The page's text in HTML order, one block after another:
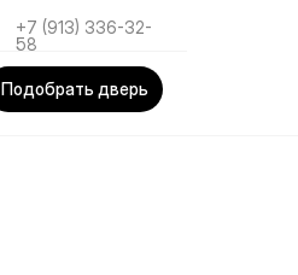
+7 (913) 336-32-
58
Подобрать дверь